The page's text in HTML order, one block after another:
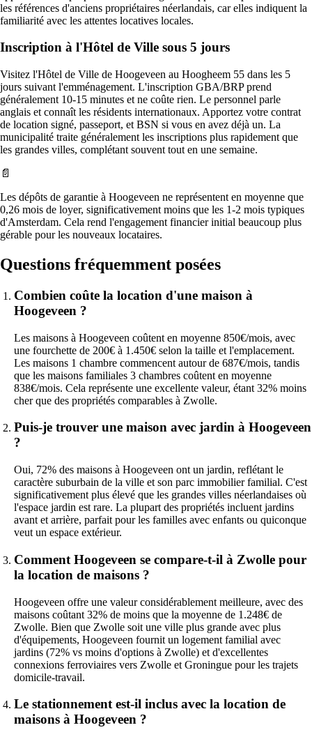
les références d'anciens propriétaires néerlandais, car elles indiquent la
familiarité avec les attentes locatives locales.
Inscription à l'Hôtel de Ville sous 5 jours
Visitez l'Hôtel de Ville de Hoogeveen au Hoogheem 55 dans les 5
jours suivant l'emménagement. L'inscription GBA/BRP prend
généralement 10-15 minutes et ne coûte rien. Le personnel parle
anglais et connaît les résidents internationaux. Apportez votre contrat
de location signé, passeport, et BSN si vous en avez déjà un. La
municipalité traite généralement les inscriptions plus rapidement que
les grandes villes, complétant souvent tout en une semaine.
📄
Les dépôts de garantie à Hoogeveen ne représentent en moyenne que
0,26 mois de loyer, significativement moins que les 1-2 mois typiques
d'Amsterdam. Cela rend l'engagement financier initial beaucoup plus
gérable pour les nouveaux locataires.
Questions fréquemment posées
Combien coûte la location d'une maison à
Hoogeveen ?
Les maisons à Hoogeveen coûtent en moyenne 850€/mois, avec
une fourchette de 200€ à 1.450€ selon la taille et l'emplacement.
Les maisons 1 chambre commencent autour de 687€/mois, tandis
que les maisons familiales 3 chambres coûtent en moyenne
838€/mois. Cela représente une excellente valeur, étant 32% moins
cher que des propriétés comparables à Zwolle.
Puis-je trouver une maison avec jardin à Hoogeveen
?
Oui, 72% des maisons à Hoogeveen ont un jardin, reflétant le
caractère suburbain de la ville et son parc immobilier familial. C'est
significativement plus élevé que les grandes villes néerlandaises où
l'espace jardin est rare. La plupart des propriétés incluent jardins
avant et arrière, parfait pour les familles avec enfants ou quiconque
veut un espace extérieur.
Comment Hoogeveen se compare-t-il à Zwolle pour
la location de maisons ?
Hoogeveen offre une valeur considérablement meilleure, avec des
maisons coûtant 32% de moins que la moyenne de 1.248€ de
Zwolle. Bien que Zwolle soit une ville plus grande avec plus
d'équipements, Hoogeveen fournit un logement familial avec
jardins (72% vs moins d'options à Zwolle) et d'excellentes
connexions ferroviaires vers Zwolle et Groningue pour les trajets
domicile-travail.
Le stationnement est-il inclus avec la location de
maisons à Hoogeveen ?